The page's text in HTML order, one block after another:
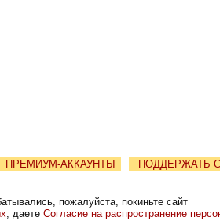
ПРЕМИУМ-АККАУНТЫ ПОДДЕРЖАТЬ
пожалуйста, покиньте сайт
, даете Согласие на распространение